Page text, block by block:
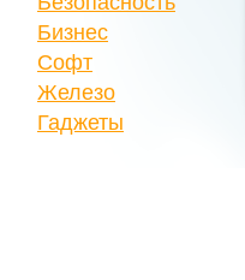
Бизнес
Софт
Железо
Гаджеты